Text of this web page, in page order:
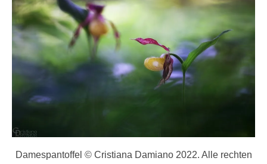
Damespantoffel © Cristiana Damiano 2022. Alle rechten